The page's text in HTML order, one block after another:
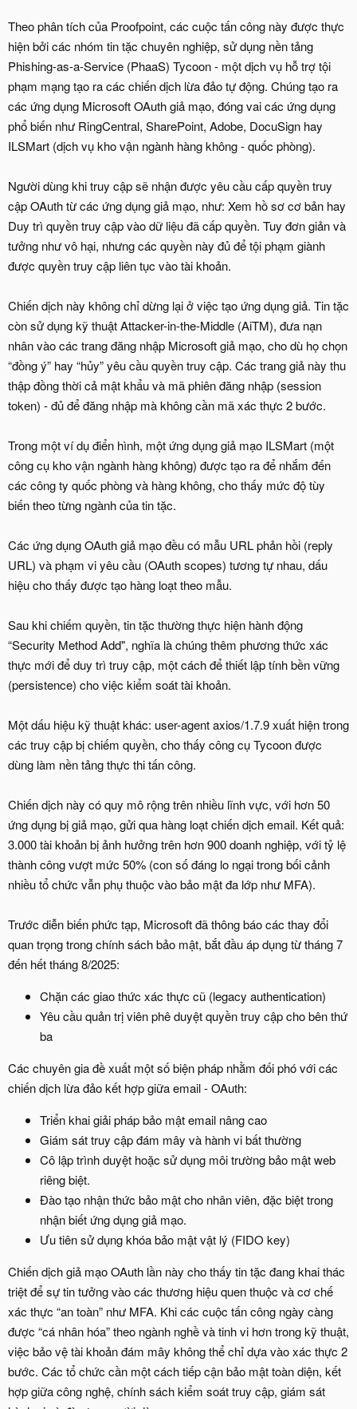
Theo phân tích của Proofpoint, các cuộc tấn công này được thực
hiện bởi các nhóm tin tặc chuyên nghiệp, sử dụng nền tảng
Phishing-as-a-Service (PhaaS) Tycoon - một dịch vụ hỗ trợ tội
phạm mạng tạo ra các chiến dịch lừa đảo tự động. Chúng tạo ra
các ứng dụng Microsoft OAuth giả mạo, đóng vai các ứng dụng
phổ biến như RingCentral, SharePoint, Adobe, DocuSign hay
ILSMart (dịch vụ kho vận ngành hàng không - quốc phòng).
Người dùng khi truy cập sẽ nhận được yêu cầu cấp quyền truy
cập OAuth từ các ứng dụng giả mạo, như: Xem hồ sơ cơ bản hay
Duy trì quyền truy cập vào dữ liệu đã cấp quyền. Tuy đơn giản và
tưởng như vô hại, nhưng các quyền này đủ để tội phạm giành
được quyền truy cập liên tục vào tài khoản.
Chiến dịch này không chỉ dừng lại ở việc tạo ứng dụng giả. Tin tặc
còn sử dụng kỹ thuật Attacker-in-the-Middle (AiTM), đưa nạn
nhân vào các trang đăng nhập Microsoft giả mạo, cho dù họ chọn
“đồng ý” hay “hủy” yêu cầu quyền truy cập. Các trang giả này thu
thập đồng thời cả mật khẩu và mã phiên đăng nhập (session
token) - đủ để đăng nhập mà không cần mã xác thực 2 bước.
Trong một ví dụ điển hình, một ứng dụng giả mạo ILSMart (một
công cụ kho vận ngành hàng không) được tạo ra để nhắm đến
các công ty quốc phòng và hàng không, cho thấy mức độ tùy
biến theo từng ngành của tin tặc.
Các ứng dụng OAuth giả mạo đều có mẫu URL phản hồi (reply
URL) và phạm vi yêu cầu (OAuth scopes) tương tự nhau, dấu
hiệu cho thấy được tạo hàng loạt theo mẫu.
Sau khi chiếm quyền, tin tặc thường thực hiện hành động
“Security Method Add", nghĩa là chúng thêm phương thức xác
thực mới để duy trì truy cập, một cách để thiết lập tính bền vững
(persistence) cho việc kiểm soát tài khoản.
Một dấu hiệu kỹ thuật khác: user-agent axios/1.7.9 xuất hiện trong
các truy cập bị chiếm quyền, cho thấy công cụ Tycoon được
dùng làm nền tảng thực thi tấn công.
Chiến dịch này có quy mô rộng trên nhiều lĩnh vực, với hơn 50
ứng dụng bị giả mạo, gửi qua hàng loạt chiến dịch email. Kết quả:
3.000 tài khoản bị ảnh hưởng trên hơn 900 doanh nghiệp, với tỷ lệ
thành công vượt mức 50% (con số đáng lo ngại trong bối cảnh
nhiều tổ chức vẫn phụ thuộc vào bảo mật đa lớp như MFA).
Trước diễn biến phức tạp, Microsoft đã thông báo các thay đổi
quan trọng trong chính sách bảo mật, bắt đầu áp dụng từ tháng 7
đến hết tháng 8/2025:
Chặn các giao thức xác thực cũ (legacy authentication)
Yêu cầu quản trị viên phê duyệt quyền truy cập cho bên thứ
ba
Các chuyên gia đề xuất một số biện pháp nhằm đối phó với các
chiến dịch lừa đảo kết hợp giữa email - OAuth:
Triển khai giải pháp bảo mật email nâng cao
Giám sát truy cập đám mây và hành vi bất thường
Cô lập trình duyệt hoặc sử dụng môi trường bảo mật web
riêng biệt.
Đào tạo nhận thức bảo mật cho nhân viên, đặc biệt trong
nhận biết ứng dụng giả mạo.
Ưu tiên sử dụng khóa bảo mật vật lý (FIDO key)
Chiến dịch giả mạo OAuth lần này cho thấy tin tặc đang khai thác
triệt để sự tin tưởng vào các thương hiệu quen thuộc và cơ chế
xác thực “an toàn” như MFA. Khi các cuộc tấn công ngày càng
được “cá nhân hóa” theo ngành nghề và tinh vi hơn trong kỹ thuật,
việc bảo vệ tài khoản đám mây không thể chỉ dựa vào xác thực 2
bước. Các tổ chức cần một cách tiếp cận bảo mật toàn diện, kết
hợp giữa công nghệ, chính sách kiểm soát truy cập, giám sát